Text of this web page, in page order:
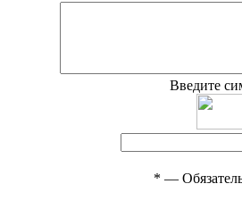
Введите
* —